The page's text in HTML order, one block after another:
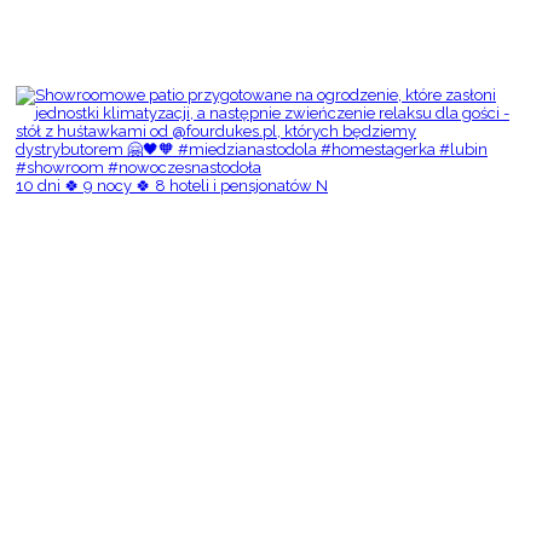
10 dni 🍀 9 nocy 🍀 8 hoteli i pensjonatów N